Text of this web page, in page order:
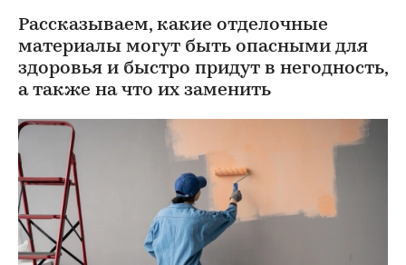
Рассказываем, какие отделочные
материалы могут быть опасными для
здоровья и быстро придут в негодность,
а также на что их заменить